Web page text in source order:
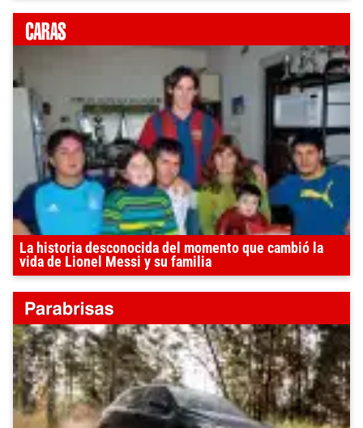
La historia desconocida del momento que cambió la
vida de Lionel Messi y su familia